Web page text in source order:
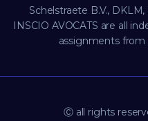
Schelstraete B.V.,
INSCIO AVOCATS are all
assignments
Ⓒ all rights